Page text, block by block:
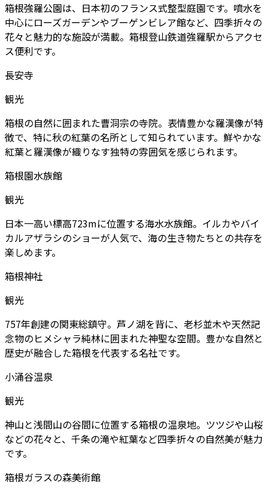
箱根強羅公園は、日本初のフランス式整型庭園です。噴水を
中心にローズガーデンやブーゲンビレア館など、四季折々の
花々と魅力的な施設が満載。箱根登山鉄道強羅駅からアクセ
ス便利です。
長安寺
観光
箱根の自然に囲まれた曹洞宗の寺院。表情豊かな羅漢像が特
徴で、特に秋の紅葉の名所として知られています。鮮やかな
紅葉と羅漢像が織りなす独特の雰囲気を感じられます。
箱根園水族館
観光
日本一高い標高723mに位置する海水水族館。イルカやバイ
カルアザラシのショーが人気で、海の生き物たちとの共存を
楽しめます。
箱根神社
観光
757年創建の関東総鎮守。芦ノ湖を背に、老杉並木や天然記
念物のヒメシャラ純林に囲まれた神聖な空間。豊かな自然と
歴史が融合した箱根を代表する名社です。
小涌谷温泉
観光
神山と浅間山の谷間に位置する箱根の温泉地。ツツジや山桜
などの花々と、千条の滝や紅葉など四季折々の自然美が魅力
です。
箱根ガラスの森美術館